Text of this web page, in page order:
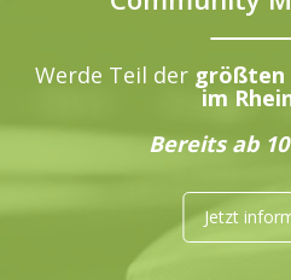
Werde Teil der größten
im
Bereits ab
Jetzt